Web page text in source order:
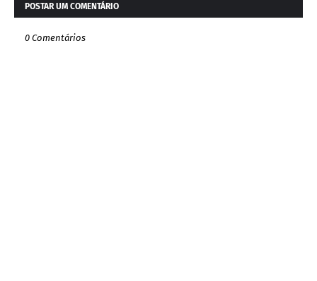
POSTAR UM COMENTÁRIO
0 Comentários